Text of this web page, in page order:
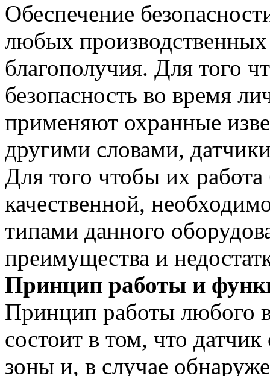
Обеспечение
любых
благополучия. Для того
безопасность во время
применяют охранные
другими словами,
Для того чтобы их
качественной,
типами данного
преимущества и
Принцип работы и
Принцип работы любого
состоит в том, что
зоны и, в случае